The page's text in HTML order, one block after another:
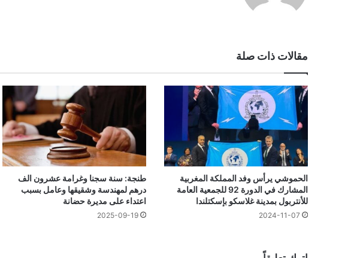
مقالات ذات صلة
الحموشي يرأس وفد المملكة المغربية
المشارك في الدورة 92 للجمعية العامة
للأنتربول بمدينة غلاسكو بإسكتلندا
2024-11-07
طنجة: سنة سجنا وغرامة عشرون الف
درهم لمهندسة وشقيقها وعامل بسبب
اعتداء على مديرة حضانة
2025-09-19